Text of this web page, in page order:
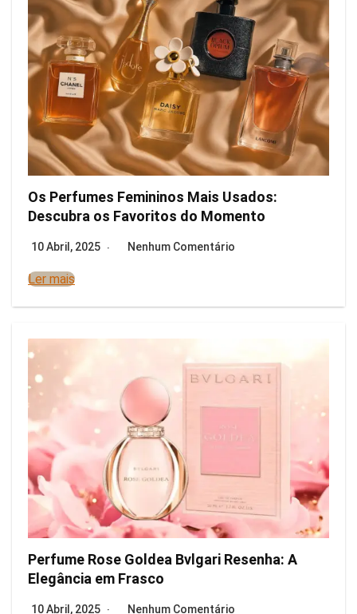
Os Perfumes Femininos Mais Usados:
Descubra os Favoritos do Momento
10 Abril, 2025 Nenhum Comentário
Ler mais
Perfume Rose Goldea Bvlgari Resenha: A
Elegância em Frasco
10 Abril, 2025 Nenhum Comentário